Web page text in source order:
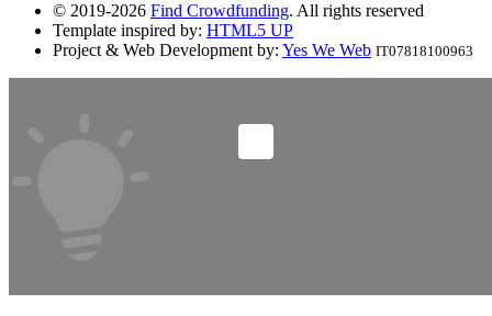
© 2019-2026 Find Crowdfunding. All rights reserved
Template inspired by: HTML5 UP
Project & Web Development by: Yes We Web IT07818100963